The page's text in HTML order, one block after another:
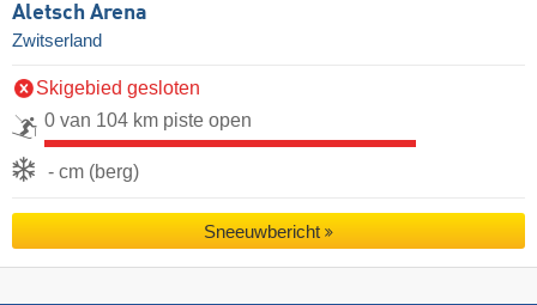
Aletsch Arena
Zwitserland
Skigebied gesloten
0 van 104 km piste open
- cm (berg)
Sneeuwbericht